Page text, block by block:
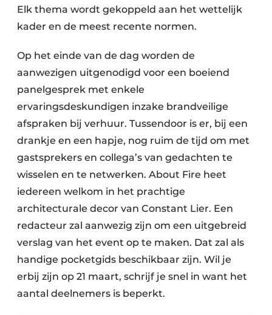
Elk thema wordt gekoppeld aan het wettelijk
kader en de meest recente normen.
Op het einde van de dag worden de
aanwezigen uitgenodigd voor een boeiend
panelgesprek met enkele
ervaringsdeskundigen inzake brandveilige
afspraken bij verhuur. Tussendoor is er, bij een
drankje en een hapje, nog ruim de tijd om met
gastsprekers en collega’s van gedachten te
wisselen en te netwerken. About Fire heet
iedereen welkom in het prachtige
architecturale decor van Constant Lier. Een
redacteur zal aanwezig zijn om een uitgebreid
verslag van het event op te maken. Dat zal als
handige pocketgids beschikbaar zijn. Wil je
erbij zijn op 21 maart, schrijf je snel in want het
aantal deelnemers is beperkt.